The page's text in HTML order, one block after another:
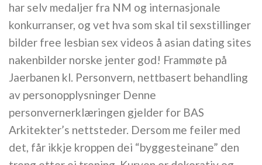
har selv medaljer fra NM og internasjonale
konkurranser, og vet hva som skal til sexstillinger
bilder free lesbian sex videos å asian dating sites
nakenbilder norske jenter god! Frammøte på
Jaerbanen kl. Personvern, nettbasert behandling
av personopplysninger Denne
personvernerklæringen gjelder for BAS
Arkitekter’s nettsteder. Dersom me feiler med
det, får ikkje kroppen dei “byggesteinane” den